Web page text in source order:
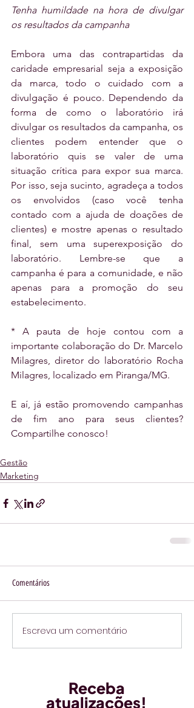
Tenha humildade na hora de divulgar
os resultados da campanha
Embora uma das contrapartidas da
caridade empresarial seja a exposição
da marca, todo o cuidado com a
divulgação é pouco. Dependendo da
forma de como o laboratório irá
divulgar os resultados da campanha, os
clientes podem entender que o
laboratório quis se valer de uma
situação crítica para expor sua marca.
Por isso, seja sucinto, agradeça a todos
os envolvidos (caso você tenha
contado com a ajuda de doações de
clientes) e mostre apenas o resultado
final, sem uma superexposição do
laboratório. Lembre-se que a
campanha é para a comunidade, e não
apenas para a promoção do seu
estabelecimento.
* A pauta de hoje contou com a
importante colaboração do Dr. Marcelo
Milagres, diretor do laboratório Rocha
Milagres, localizado em Piranga/MG.
E aí, já estão promovendo campanhas
de fim ano para seus clientes?
Compartilhe conosco!
Gestão
Marketing
Comentários
Escreva um comentário
Receba
atualizações!